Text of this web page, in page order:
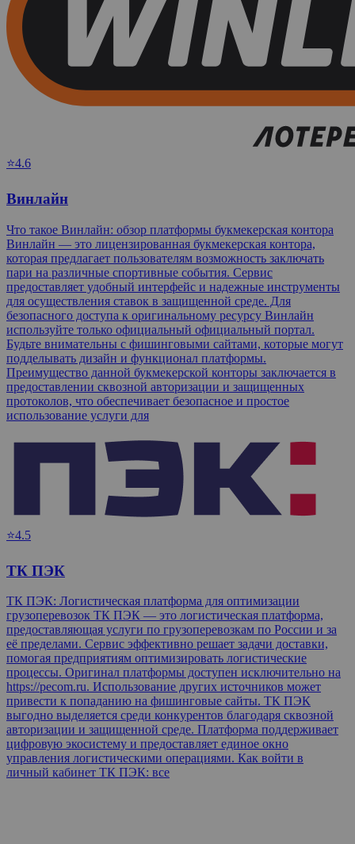
⭐4.6
Винлайн
Что такое Винлайн: обзор платформы букмекерская контора
Винлайн — это лицензированная букмекерская контора,
которая предлагает пользователям возможность заключать
пари на различные спортивные события. Сервис
предоставляет удобный интерфейс и надежные инструменты
для осуществления ставок в защищенной среде. Для
безопасного доступа к оригинальному ресурсу Винлайн
используйте только официальный официальный портал.
Будьте внимательны с фишинговыми сайтами, которые могут
подделывать дизайн и функционал платформы.
Преимущество данной букмекерской конторы заключается в
предоставлении сквозной авторизации и защищенных
протоколов, что обеспечивает безопасное и простое
использование услуги для
⭐4.5
ТК ПЭК
ТК ПЭК: Логистическая платформа для оптимизации
грузоперевозок ТК ПЭК — это логистическая платформа,
предоставляющая услуги по грузоперевозкам по России и за
её пределами. Сервис эффективно решает задачи доставки,
помогая предприятиям оптимизировать логистические
процессы. Оригинал платформы доступен исключительно на
https://pecom.ru. Использование других источников может
привести к попаданию на фишинговые сайты. ТК ПЭК
выгодно выделяется среди конкурентов благодаря сквозной
авторизации и защищенной среде. Платформа поддерживает
цифровую экосистему и предоставляет единое окно
управления логистическими операциями. Как войти в
личный кабинет ТК ПЭК: все